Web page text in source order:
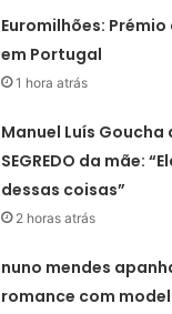
Euromilhões:
em Portugal
1 hora atrás
Manuel Luís Goucha
SEGREDO da mãe:
dessas coisas”
2 horas atrás
nuno mendes
romance com